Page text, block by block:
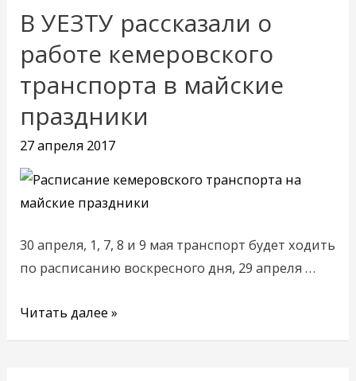
В УЕЗТУ рассказали о
работе кемеровского
транспорта в майские
праздники
27 апреля 2017
30 апреля, 1, 7, 8 и 9 мая транспорт будет ходить
по расписанию воскресного дня, 29 апреля …
В
УЕЗТУ
рассказали
о
работе
кемеровского
транспорта
в
майские
Читать далее »